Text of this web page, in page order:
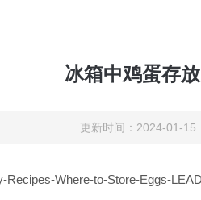
冰箱中鸡蛋存
更新时间：2024-01-